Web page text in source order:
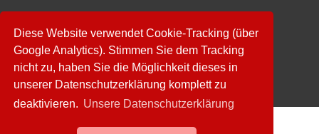
Diese Website verwendet Cookie-Tracking (über
Google Analytics). Stimmen Sie dem Tracking
nicht zu, haben Sie die Möglichkeit dieses in
unserer Datenschutzerklärung komplett zu
deaktivieren. Unsere Datenschutzerklärung